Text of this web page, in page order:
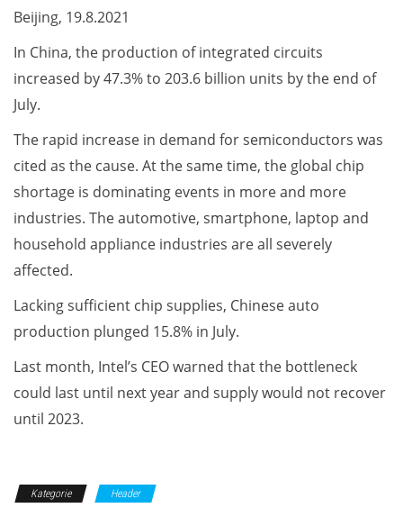
Beijing, 19.8.2021
In China, the production of integrated circuits
increased by 47.3% to 203.6 billion units by the end of
July.
The rapid increase in demand for semiconductors was
cited as the cause. At the same time, the global chip
shortage is dominating events in more and more
industries. The automotive, smartphone, laptop and
household appliance industries are all severely
affected.
Lacking sufficient chip supplies, Chinese auto
production plunged 15.8% in July.
Last month, Intel’s CEO warned that the bottleneck
could last until next year and supply would not recover
until 2023.
Kategorie Header